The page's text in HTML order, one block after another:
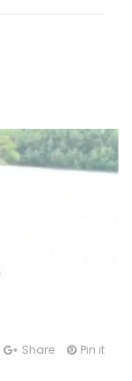
Share Pin it